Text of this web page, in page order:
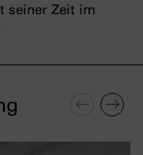
seiner Zeit im